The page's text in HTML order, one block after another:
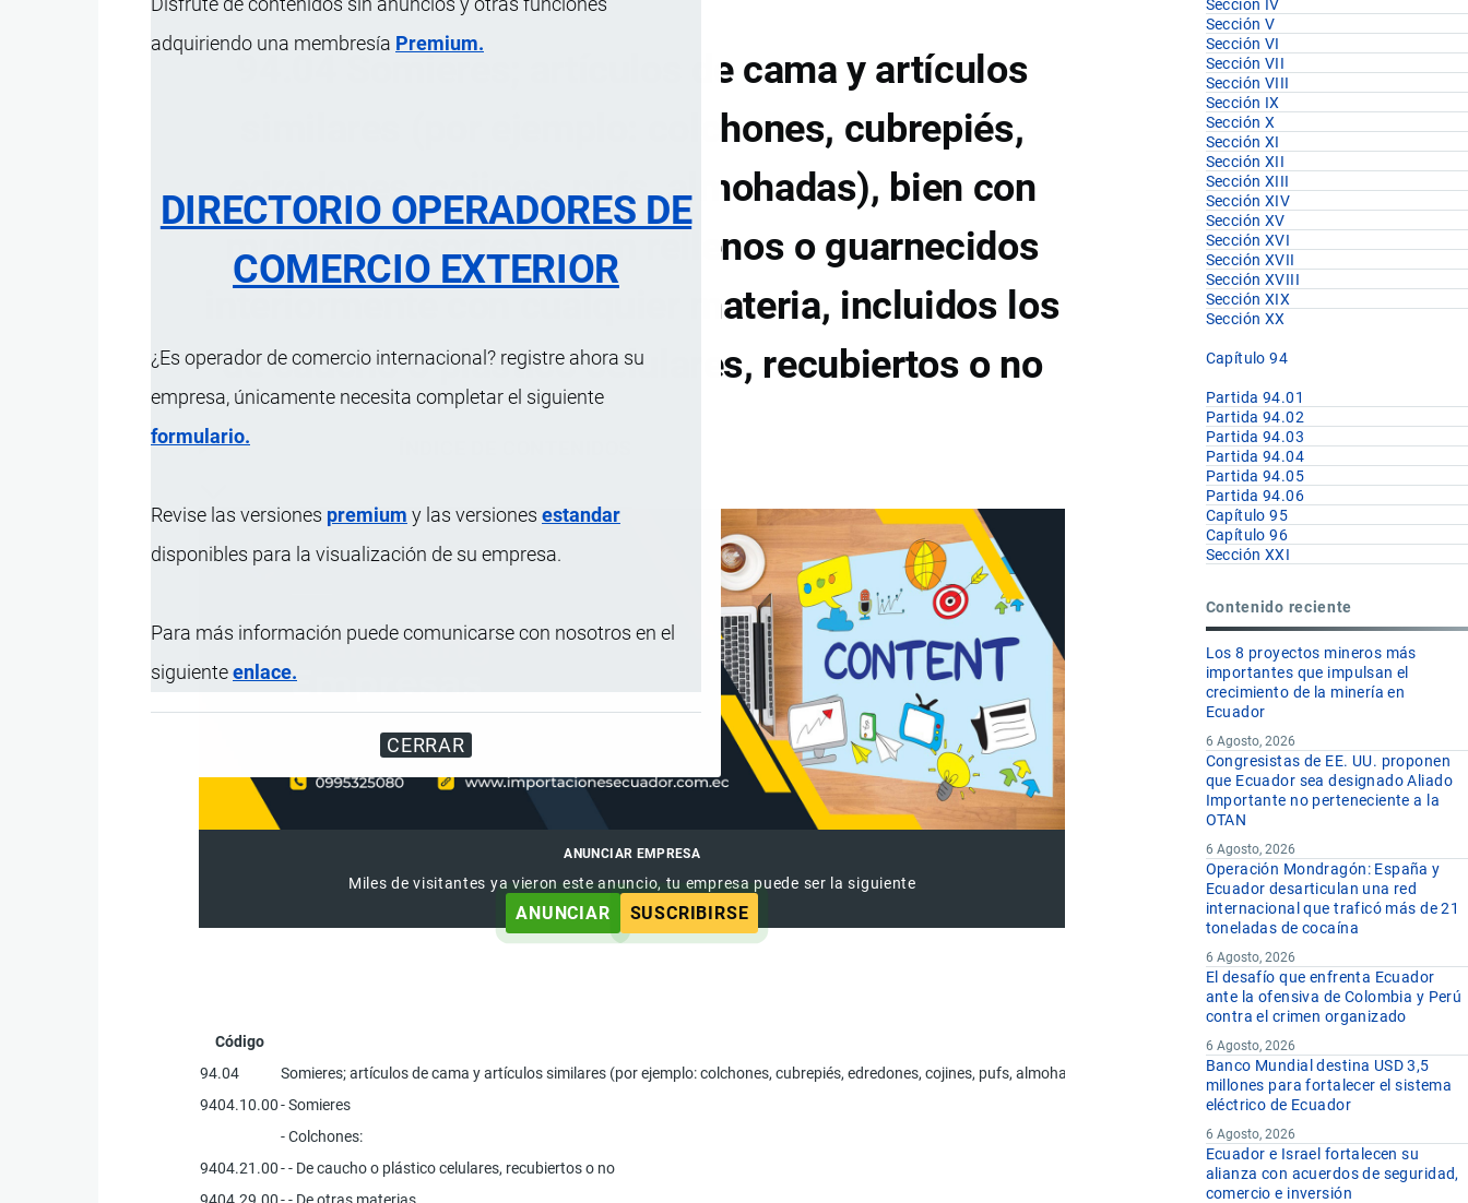
adquiriendo una membresía Premium.
DIRECTORIO OPERADORES DE
COMERCIO EXTERIOR
¿Es operador de comercio internacional? registre ahora su
empresa, únicamente necesita completar el siguiente
formulario.
Revise las versiones premium y las versiones estandar
disponibles para la visualización de su empresa.
Para más información puede comunicarse con nosotros en el
siguienteenlace.
CERRAR
94.04 Somieres; artículos de cama y artículos
similares (por ejemplo: colchones, cubrepiés,
edredones, cojines, pufs, almohadas), bien con
muelles (resortes), bien rellenos o guarnecidos
interiormente con cualquier materia, incluidos los
de caucho o plástico celulares, recubiertos o no
ANUNCIAR EMPRESA
Miles de visitantes ya vieron este anuncio, tu empresa puede ser la siguiente
ANUNCIAR SUSCRIBIRSE
Código
Designación de la Mercancía
94.04
Somieres; artículos de cama y artículos similares (por ejemplo: colchones, cubrepiés, edredones, cojines, pufs, almohadas), bien con muelles (resortes), bien rellenos o
9404.10.00- Somieres
- Colchones:
9404.21.00- - De caucho o plástico celulares, recubiertos o no
9404.29.00- - De otras materias
Sección IV
Sección V
Sección VI
Sección VII
Sección VIII
Sección IX
Sección X
Sección XI
Sección XII
Sección XIII
Sección XIV
Sección XV
Sección XVI
Sección XVII
Sección XVIII
Sección XIX
Sección XX
Capítulo 94
Partida 94.01
Partida 94.02
Partida 94.03
Partida 94.04
Partida 94.05
Partida 94.06
Capítulo 95
Capítulo 96
Sección XXI
Contenido reciente
Los 8 proyectos mineros más
importantes que impulsan el
crecimiento de la minería en
Ecuador
6 Agosto, 2026
Congresistas de EE. UU. proponen
que Ecuador sea designado Aliado
Importante no perteneciente a la
OTAN
6 Agosto, 2026
Operación Mondragón: España y
Ecuador desarticulan una red
internacional que traficó más de 21
toneladas de cocaína
6 Agosto, 2026
El desafío que enfrenta Ecuador
ante la ofensiva de Colombia y Perú
contra el crimen organizado
6 Agosto, 2026
Banco Mundial destina USD 3,5
millones para fortalecer el sistema
eléctrico de Ecuador
6 Agosto, 2026
Ecuador e Israel fortalecen su
alianza con acuerdos de seguridad,
comercio e inversión